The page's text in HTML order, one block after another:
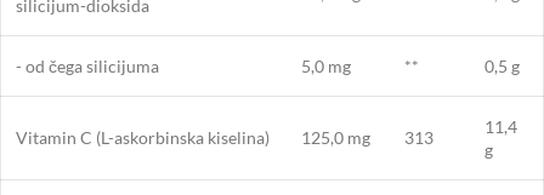
silicijum-dioksida
- od čega silicijuma 5,0 mg ** 0,5 g
Vitamin C (L-askorbinska kiselina) 125,0 mg 313
11,4
g